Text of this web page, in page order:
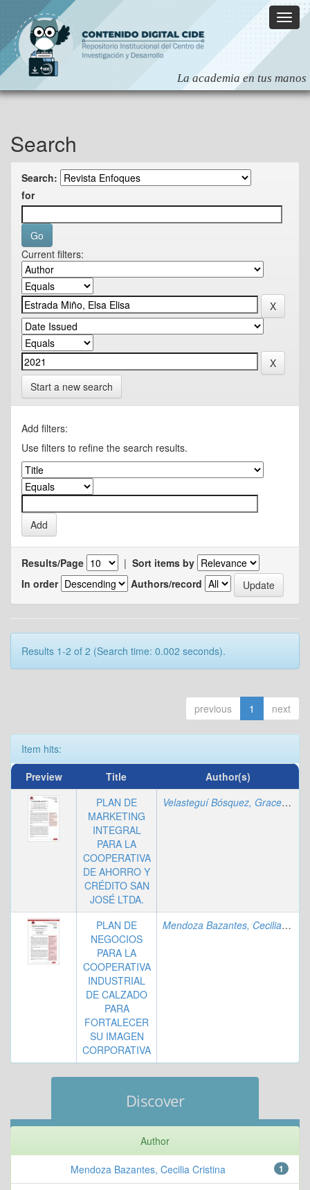
navigation
Search
Search:
for
Current filters:
Start a new search
Add filters:
Use filters to refine the search results.
Results/Page | Sort items by
In order
Authors/record
Results 1-2 of 2 (Search time: 0.002 seconds).
previous 1 next
Item hits:
Preview
Title
Author(s)
PLAN DE
MARKETING
INTEGRAL
PARA LA
COOPERATIVA
DE AHORRO Y
CRÉDITO SAN
JOSÉ LTDA.
Velasteguí Bósquez, Grace Alexandra
PLAN DE
NEGOCIOS
PARA LA
COOPERATIVA
INDUSTRIAL
DE CALZADO
PARA
FORTALECER
SU IMAGEN
CORPORATIVA
Mendoza Bazantes, Cecilia Cristina
Discover
Author
1
Mendoza Bazantes, Cecilia Cristina